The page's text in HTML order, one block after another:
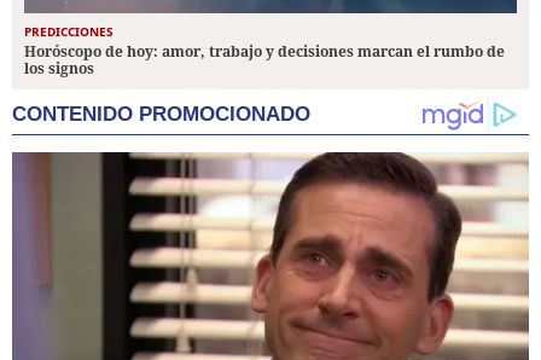
PREDICCIONES
Horóscopo de hoy: amor, trabajo y decisiones marcan el rumbo de
los signos
CONTENIDO PROMOCIONADO